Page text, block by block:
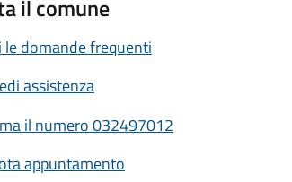
il comune
le domande frequenti
assistenza
il numero 032497012
appuntamento